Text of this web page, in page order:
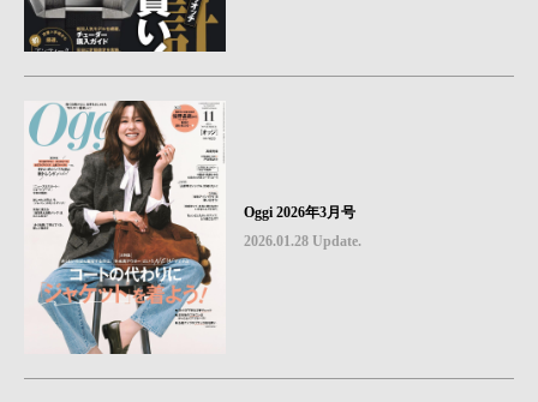
Oggi 2026年3月号
2026.01.28 Update.